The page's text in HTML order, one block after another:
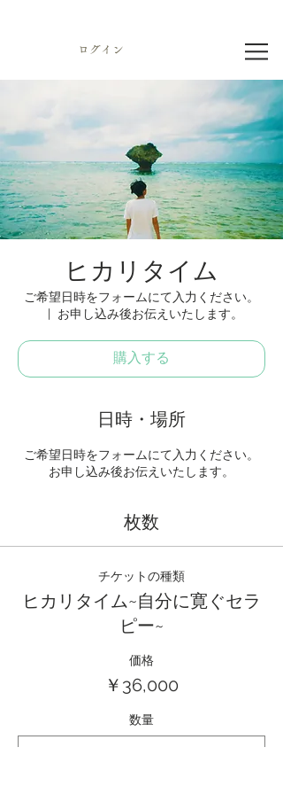
ログイン
ヒカリタイム
ご希望日時をフォームにて入力ください。
  |
お申し込み後お伝えいたします。
購入する
日時・場所
ご希望日時をフォームにて入力ください。
お申し込み後お伝えいたします。
枚数
チケットの種類
ヒカリタイム~自分に寛ぐセラ
ピー~
価格
￥36,000
数量